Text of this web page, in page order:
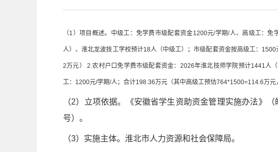
（1）项目概述。中级工：免学费市级配套资金1200元/学期/人、高级工：
人）、淮北龙波技工学校预计18人（中级工）；市级配套资金按高级工：
2万元） 2.农村户口免学费市级配套资金：2026年淮北技师学院预计1441人
工：1200元/学期/人；合计198.36万元（其中高级工预估764*1500=114.6万
（2）立项依据。《安徽省学生资助资金管理实施办法》
号）。
（3）实施主体。淮北市人力资源和社会保障局。